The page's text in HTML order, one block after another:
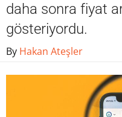
daha sonra fiyat
gösteriyordu.
By Hakan Ateşler